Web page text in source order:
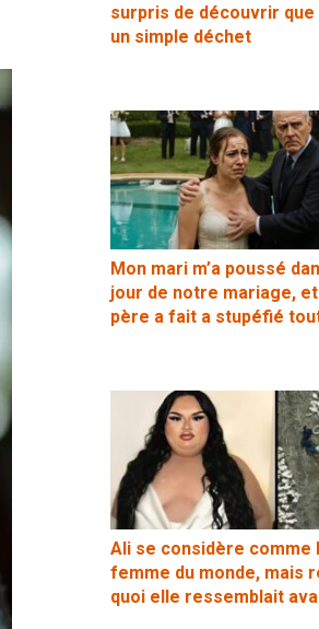
surpris de découvrir que
un simple déchet
Mon mari m’a poussé
jour de notre mariage,
père a fait a stupéfié
Ali se considère comme
femme du monde, mais
quoi elle ressemblait